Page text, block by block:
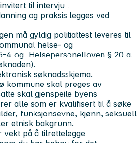
til intervju .
og praksis legges ved
må gyldig politiattest leveres til
helse- og
4 og Helsepersonelloven § 20 a.
søknadsskjema.
kommune skal preges av
skal gjenspeile byens
alle som er kvalifisert til å søke
funksjonsevne, kjønn, seksuell
etnisk bakgrunn.
vekt på å tilrettelegge